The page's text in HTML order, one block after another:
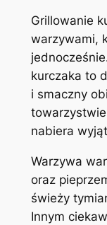
Grillowanie
warzywami,
kurczaka to
i smaczny
towarzystwie
nabiera
Warzywa
oraz
świeży
Innym